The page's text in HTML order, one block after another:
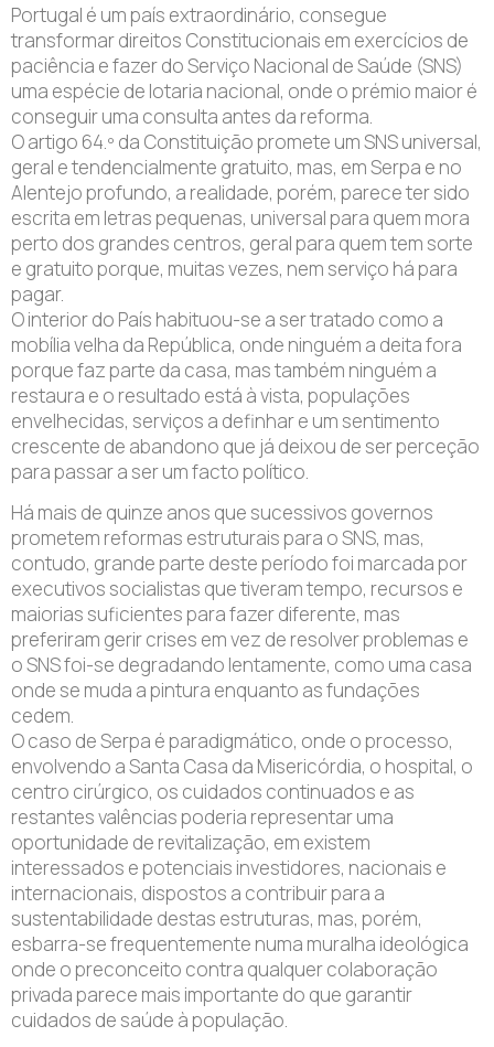
Portugal é um país extraordinário, consegue
transformar direitos Constitucionais em exercícios de
paciência e fazer do Serviço Nacional de Saúde (SNS)
uma espécie de lotaria nacional, onde o prémio maior é
conseguir uma consulta antes da reforma.
O artigo 64.º da Constituição promete um SNS universal,
geral e tendencialmente gratuito, mas, em Serpa e no
Alentejo profundo, a realidade, porém, parece ter sido
escrita em letras pequenas, universal para quem mora
perto dos grandes centros, geral para quem tem sorte
e gratuito porque, muitas vezes, nem serviço há para
pagar.
O interior do País habituou-se a ser tratado como a
mobília velha da República, onde ninguém a deita fora
porque faz parte da casa, mas também ninguém a
restaura e o resultado está à vista, populações
envelhecidas, serviços a definhar e um sentimento
crescente de abandono que já deixou de ser perceção
para passar a ser um facto político.
Há mais de quinze anos que sucessivos governos
prometem reformas estruturais para o SNS, mas,
contudo, grande parte deste período foi marcada por
executivos socialistas que tiveram tempo, recursos e
maiorias suficientes para fazer diferente, mas
preferiram gerir crises em vez de resolver problemas e
o SNS foi-se degradando lentamente, como uma casa
onde se muda a pintura enquanto as fundações
cedem.
O caso de Serpa é paradigmático, onde o processo,
envolvendo a Santa Casa da Misericórdia, o hospital, o
centro cirúrgico, os cuidados continuados e as
restantes valências poderia representar uma
oportunidade de revitalização, em existem
interessados e potenciais investidores, nacionais e
internacionais, dispostos a contribuir para a
sustentabilidade destas estruturas, mas, porém,
esbarra-se frequentemente numa muralha ideológica
onde o preconceito contra qualquer colaboração
privada parece mais importante do que garantir
cuidados de saúde à população.